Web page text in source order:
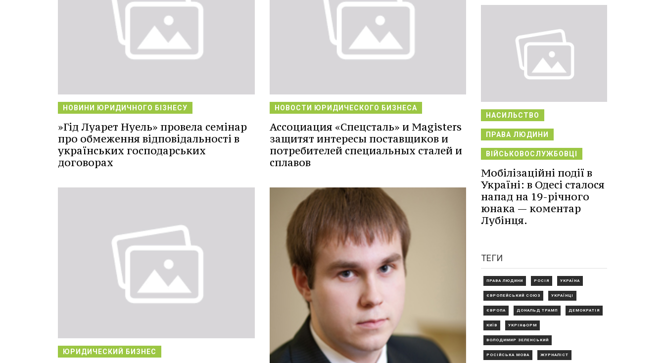
НОВИНИ ЮРИДИЧНОГО БІЗНЕСУ
»Гід Луарет Нуель» провела семінар
про обмеження відповідальності в
українських господарських
договорах
НОВОСТИ ЮРИДИЧЕСКОГО БИЗНЕСА
Ассоциация «Спецсталь» и Magisters
защитят интересы поставщиков и
потребителей специальных сталей и
сплавов
ЮРИДИЧЕСКИЙ БИЗНЕС
НАСИЛЬСТВО
ПРАВА ЛЮДИНИ
ВІЙСЬКОВОСЛУЖБОВЦІ
Мобілізаційні події в
Україні: в Одесі сталося
напад на 19-річного
юнака — коментар
Лубінця.
ТЕГИ
ПРАВА ЛЮДИНИ РОСІЯ УКРАЇНА
ЄВРОПЕЙСЬКИЙ СОЮЗ УКРАЇНЦІ
ЄВРОПА ДОНАЛЬД ТРАМП ДЕМОКРАТІЯ
КИЇВ УКРІНФОРМ
ВОЛОДИМИР ЗЕЛЕНСЬКИЙ
РОСІЙСЬКА МОВА ЖУРНАЛІСТ